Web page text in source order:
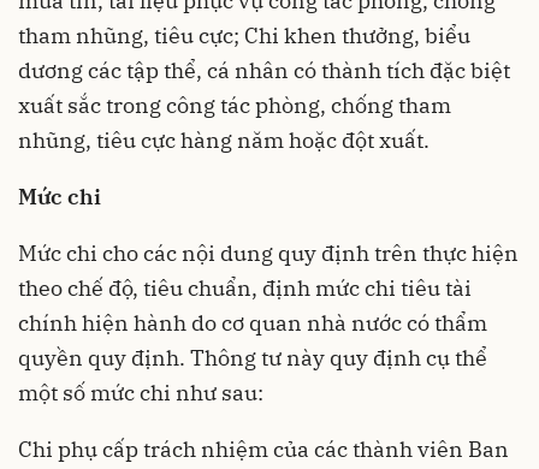
tham nhũng, tiêu cực; Chi khen thưởng, biểu
dương các tập thể, cá nhân có thành tích đặc biệt
xuất sắc trong công tác phòng, chống tham
nhũng, tiêu cực hàng năm hoặc đột xuất.
Mức chi
Mức chi cho các nội dung quy định trên thực hiện
theo chế độ, tiêu chuẩn, định mức chi tiêu tài
chính hiện hành do cơ quan nhà nước có thẩm
quyền quy định. Thông tư này quy định cụ thể
một số mức chi như sau:
Chi phụ cấp trách nhiệm của các thành viên Ban